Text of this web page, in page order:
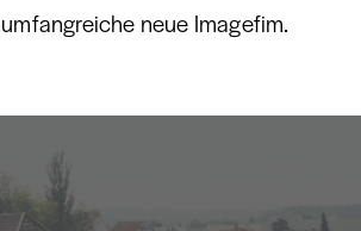
umfangreiche neue Imagefim.